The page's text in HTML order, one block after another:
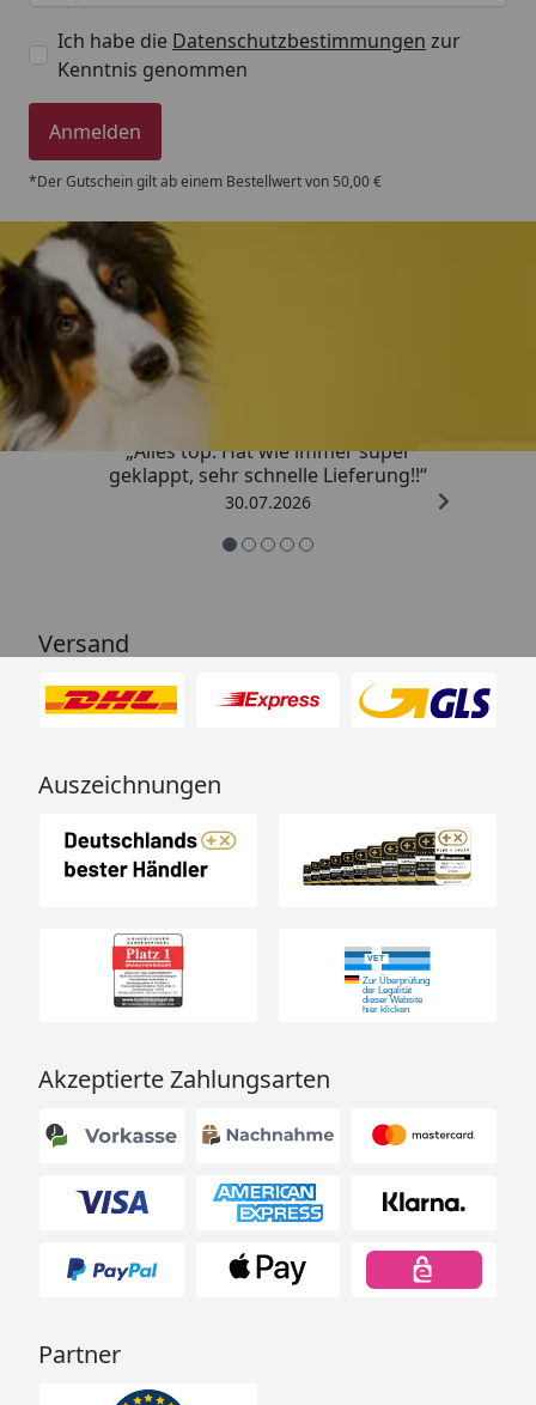
Ich habe die Datenschutzbestimmungen zur
Kenntnis genommen
Anmelden
*Der Gutschein gilt ab einem Bestellwert von 50,00 €
Trusted Shops
„Alles top. Hat wie immer super
geklappt, sehr schnelle Lieferung!!“
30.07.2026
Versand
Auszeichnungen
Akzeptierte Zahlungsarten
Partner